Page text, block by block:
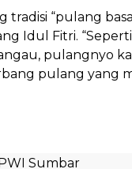
“pulang
Idul Fitri.
pulangnyo
pulang yang